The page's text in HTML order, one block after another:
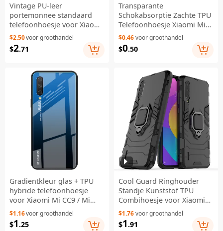
Vintage PU-leer
portemonnee standaard
telefoonhoesje voor Xiaomi
Mi CC9 / Mi CC9 Meitu
Editie / Mi 9 Lite - Zwart
$2.50voor groothandel
$2.71
Transparante
Schokabsorptie Zachte TPU
Telefoonhoesje Xiaomi Mi
CC9 / Mi CC9 Meitu Editie /
Mi 9 Lite / Mi 9 Lite -
Transparant
$0.46voor groothandel
$0.50
Gradientkleur glas + TPU
hybride telefoonhoesje
voor Xiaomi Mi CC9 / Mi
CC9 Meitu Edition / Mi 9
Lite - Blauw / Zwart
$1.16voor groothandel
$1 .25
Cool Guard Ringhouder
Standje Kunststof TPU
Combihoesje voor Xiaomi
Mi 9 Lite/ Mi CC9/ Mi CC9
Meitu Editie - Zwart
$1.76voor groothandel
$1 .91